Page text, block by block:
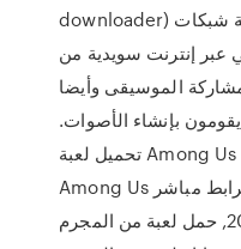
downloader) سوندكلود . سوندكلود هو منصة شبكات
عبر إنترنت سويدية من
الموسيقى وأيضا
بإنشاء الأصوات.
تحميل لعبة Among Us مجانا – أون لاين ,تحميل لعبة
Among Us للكمبيوتر أون لاين مجانا كاملة برابط مباشر
مضغوطة بأخر إصدار 2021, حمل لعبة من المجرم